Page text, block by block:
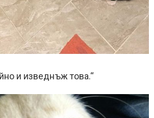
и изведнъж това.“